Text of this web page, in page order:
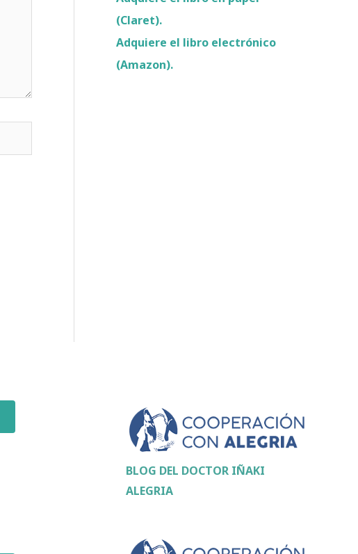
(Claret).
Adquiere el libro electrónico
(Amazon).
BLOG DEL DOCTOR IÑAKI
ALEGRIA